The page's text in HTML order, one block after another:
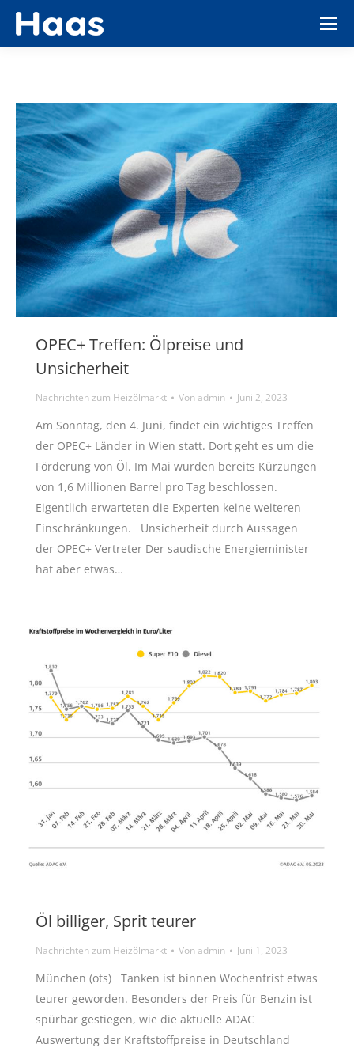
OPEC+ Treffen: Ölpreise und
Unsicherheit
Nachrichten zum Heizölmarkt Vonadmin Juni 2, 2023
Am Sonntag, den 4. Juni, findet ein wichtiges Treffen
der OPEC+ Länder in Wien statt. Dort geht es um die
Förderung von Öl. Im Mai wurden bereits Kürzungen
von 1,6 Millionen Barrel pro Tag beschlossen.
Eigentlich erwarteten die Experten keine weiteren
Einschränkungen. Unsicherheit durch Aussagen
der OPEC+ Vertreter Der saudische Energieminister
hat aber etwas…
Öl billiger, Sprit teurer
Nachrichten zum Heizölmarkt Vonadmin Juni 1, 2023
München (ots) Tanken ist binnen Wochenfrist etwas
teurer geworden. Besonders der Preis für Benzin ist
spürbar gestiegen, wie die aktuelle ADAC
Auswertung der Kraftstoffpreise in Deutschland